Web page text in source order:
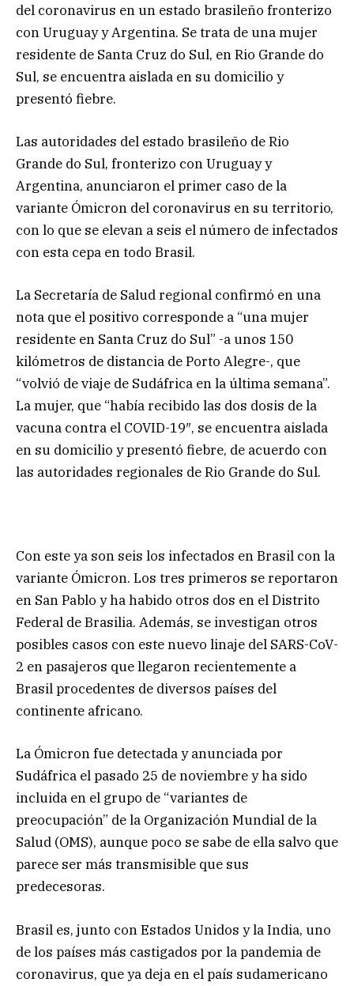
del coronavirus en un estado brasileño fronterizo
con Uruguay y Argentina. Se trata de una mujer
residente de Santa Cruz do Sul, en Rio Grande do
Sul, se encuentra aislada en su domicilio y
presentó fiebre.
Las autoridades del estado brasileño de Rio
Grande do Sul, fronterizo con Uruguay y
Argentina, anunciaron el primer caso de la
variante Ómicron del coronavirus en su territorio,
con lo que se elevan a seis el número de infectados
con esta cepa en todo Brasil.
La Secretaría de Salud regional confirmó en una
nota que el positivo corresponde a “una mujer
residente en Santa Cruz do Sul” -a unos 150
kilómetros de distancia de Porto Alegre-, que
“volvió de viaje de Sudáfrica en la última semana”.
La mujer, que “había recibido las dos dosis de la
vacuna contra el COVID-19″, se encuentra aislada
en su domicilio y presentó fiebre, de acuerdo con
las autoridades regionales de Rio Grande do Sul.
Con este ya son seis los infectados en Brasil con la
variante Ómicron. Los tres primeros se reportaron
en San Pablo y ha habido otros dos en el Distrito
Federal de Brasilia. Además, se investigan otros
posibles casos con este nuevo linaje del SARS-CoV-
2 en pasajeros que llegaron recientemente a
Brasil procedentes de diversos países del
continente africano.
La Ómicron fue detectada y anunciada por
Sudáfrica el pasado 25 de noviembre y ha sido
incluida en el grupo de “variantes de
preocupación” de la Organización Mundial de la
Salud (OMS), aunque poco se sabe de ella salvo que
parece ser más transmisible que sus
predecesoras.
Brasil es, junto con Estados Unidos y la India, uno
de los países más castigados por la pandemia de
coronavirus, que ya deja en el país sudamericano